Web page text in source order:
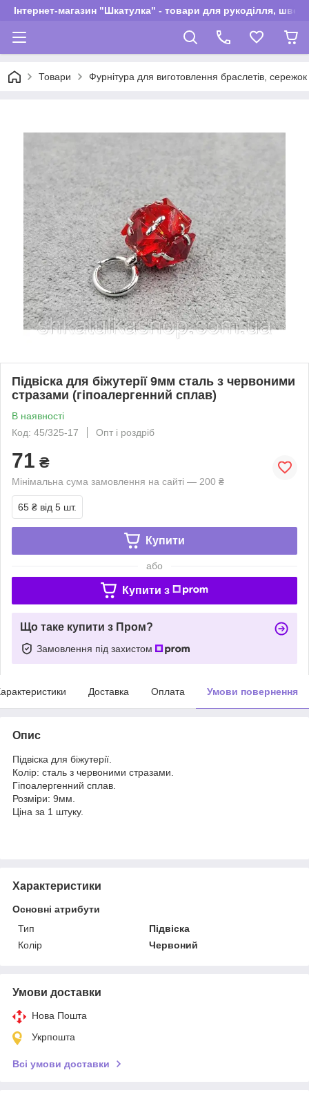
Інтернет-магазин "Шкатулка" - товари для рукоділля,
Товари Фурнітура для виготовлення браслетів,
Підвіска для біжутерії 9мм сталь з червоними
стразами (гіпоалергенний сплав)
В наявності
Код: 45/325-17
Опт і роздріб
71 ₴
Мінімальна сума замовлення на сайті — 200 ₴
65 ₴ від 5 шт.
Купити
або
Купити з
Що таке купити з Пром?
Замовлення під захистом
Доставка Оплата Умови повернення
Опис
Підвіска для біжутерії.
Колір: сталь з червоними стразами.
Гіпоалергенний сплав.
Розміри: 9мм.
Ціна за 1 штуку.
Характеристики
Основні атрибути
Тип
Підвіска
Колір
Червоний
Умови доставки
Нова Пошта
Укрпошта
Всі умови доставки